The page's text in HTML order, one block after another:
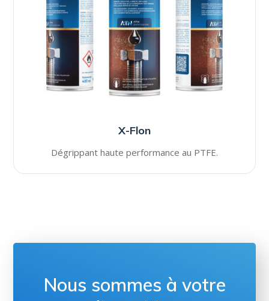
X-Flon
Dégrippant haute performance au PTFE.
Nous sommes à votre